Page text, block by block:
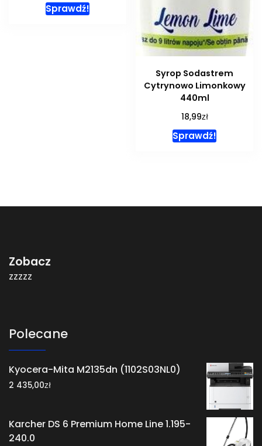
Sprawdź!
Syrop Sodastrem
Cytrynowo Limonkowy
440ml
18,99zł
Sprawdź!
Zobacz
zzzzz
Polecane
Kyocera-Mita M2135dn (1102S03NL0)
2 435,00zł
Karcher DS 6 Premium Home Line 1.195-
240.0